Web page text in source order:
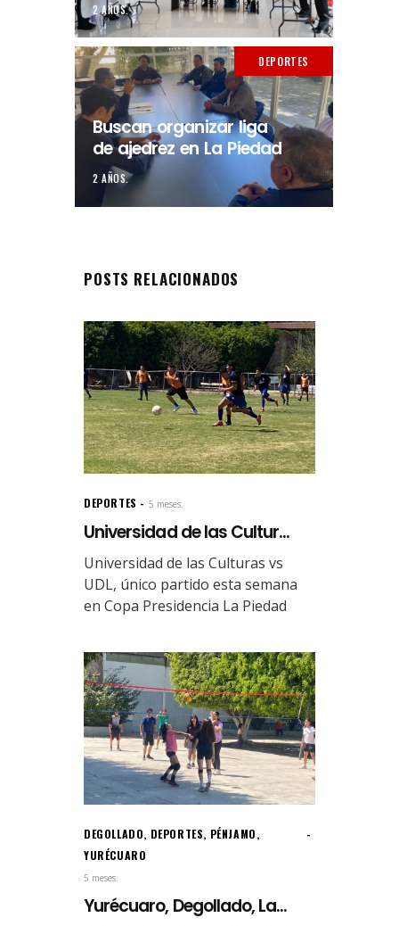
2 AÑOS.
DEPORTES
Buscan organizar liga
de ajedrez en La Piedad
2 AÑOS.
POSTS RELACIONADOS
DEPORTES 5 meses.
Universidad de las Cultur...
Universidad de las Culturas vs
UDL, único partido esta semana
en Copa Presidencia La Piedad
DEGOLLADO, DEPORTES, PÉNJAMO,
YURÉCUARO
5 meses.
Yurécuaro, Degollado, La...